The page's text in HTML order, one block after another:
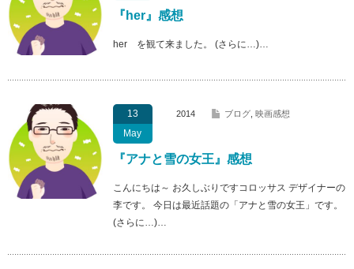
『her』感想
her を観て来ました。 (さらに…)…
13
May
2014 ブログ, 映画感想
『アナと雪の女王』感想
こんにちは～ お久しぶりですコロッサス デザイナーの
李です。 今日は最近話題の「アナと雪の女王」です。
(さらに…)…